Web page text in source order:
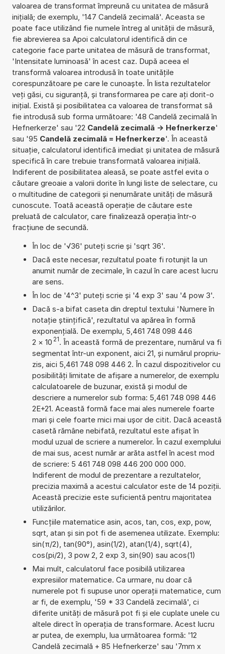
valoarea de transformat împreună cu unitatea de măsură
inițială; de exemplu, '147 Candelă zecimală'. Aceasta se
poate face utilizând fie numele întreg al unității de măsură,
fie abrevierea sa Apoi calculatorul identifică din ce
categorie face parte unitatea de măsură de transformat,
'Intensitate luminoasă' în acest caz. După aceea el
transformă valoarea introdusă în toate unitățile
corespunzătoare pe care le cunoaște. În lista rezultatelor
veți găsi, cu siguranță, și transformarea pe care ați dorit-o
inițial. Există și posibilitatea ca valoarea de transformat să
fie introdusă sub forma următoare: '48 Candelă zecimală în
Hefnerkerze' sau '22 Candelă zecimală -> Hefnerkerze'
sau '95 Candelă zecimală = Hefnerkerze'. În această
situație, calculatorul identifică imediat și unitatea de măsură
specifică în care trebuie transformată valoarea inițială.
Indiferent de posibilitatea aleasă, se poate astfel evita o
căutare greoaie a valorii dorite în lungi liste de selectare, cu
o multitudine de categorii și nenumărate unități de măsură
cunoscute. Toată această operație de căutare este
preluată de calculator, care finalizează operația într-o
fracțiune de secundă.
În loc de '√36' puteți scrie și 'sqrt 36'.
Dacă este necesar, rezultatul poate fi rotunjit la un
anumit număr de zecimale, în cazul în care acest lucru
are sens.
În loc de '4^3' puteți scrie și '4 exp 3' sau '4 pow 3'.
Dacă s-a bifat caseta din dreptul textului 'Numere în
notație științifică', rezultatul va apărea în formă
exponențială. De exemplu, 5,461 748 098 446
2 × 10 21. În această formă de prezentare, numărul va fi
segmentat într-un exponent, aici 21, și numărul propriu-
zis, aici 5,461 748 098 446 2. În cazul dispozitivelor cu
posibilități limitate de afișare a numerelor, de exemplu
calculatoarele de buzunar, există și modul de
descriere a numerelor sub forma: 5,461 748 098 446
2E+21. Această formă face mai ales numerele foarte
mari și cele foarte mici mai ușor de citit. Dacă această
casetă rămâne nebifată, rezultatul este afișat în
modul uzual de scriere a numerelor. În cazul exemplului
de mai sus, acest număr ar arăta astfel în acest mod
de scriere: 5 461 748 098 446 200 000 000.
Indiferent de modul de prezentare a rezultatelor,
precizia maximă a acestui calculator este de 14 poziții.
Această precizie este suficientă pentru majoritatea
utilizărilor.
Funcțiile matematice asin, acos, tan, cos, exp, pow,
sqrt, atan și sin pot fi de asemenea utilizate. Exemplu:
sin(π/2), tan(90°), asin(1/2), atan(1/4), sqrt(4),
cos(pi/2), 3 pow 2, 2 exp 3, sin(90) sau acos(1)
Mai mult, calculatorul face posibilă utilizarea
expresiilor matematice. Ca urmare, nu doar că
numerele pot fi supuse unor operații matematice, cum
ar fi, de exemplu, '59 * 33 Candelă zecimală', ci
diferite unități de măsură pot fi și ele cuplate unele cu
altele direct în operația de transformare. Acest lucru
ar putea, de exemplu, lua următoarea formă: '12
Candelă zecimală + 85 Hefnerkerze' sau '7mm x